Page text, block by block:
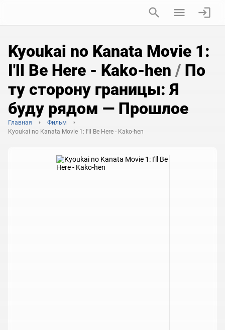
Kyoukai no Kanata Movie 1:
I'll Be Here - Kako-hen / По
ту сторону границы: Я
буду рядом — Прошлое
Главная
Фильм
Kyoukai no Kanata Movie 1: I'll Be Here - Kako-hen